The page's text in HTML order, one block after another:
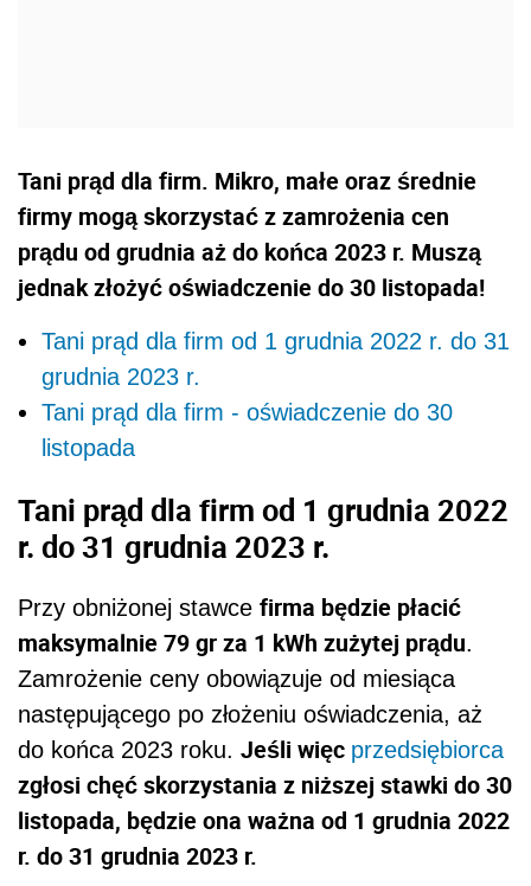
Tani prąd dla firm. Mikro, małe oraz średnie
firmy mogą skorzystać z zamrożenia cen
prądu od grudnia aż do końca 2023 r. Muszą
jednak złożyć oświadczenie do 30 listopada!
Tani prąd dla firm od 1 grudnia 2022 r. do 31
grudnia 2023 r.
Tani prąd dla firm - oświadczenie do 30
listopada
Tani prąd dla firm od 1 grudnia 2022
r. do 31 grudnia 2023 r.
Przy obniżonej stawce firma będzie płacić
maksymalnie 79 gr za 1 kWh zużytej prądu.
Zamrożenie ceny obowiązuje od miesiąca
następującego po złożeniu oświadczenia, aż
do końca 2023 roku. Jeśli więc przedsiębiorca
zgłosi chęć skorzystania z niższej stawki do 30
listopada, będzie ona ważna od 1 grudnia 2022
r. do 31 grudnia 2023 r.